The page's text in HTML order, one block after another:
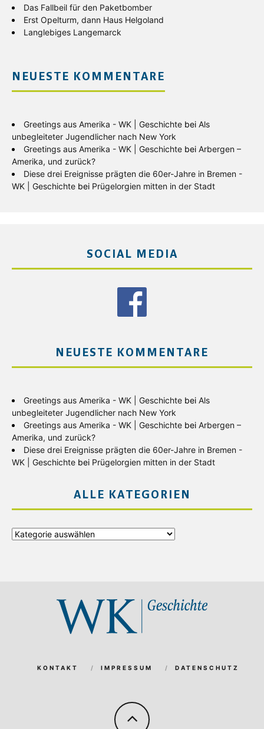
Das Fallbeil für den Paketbomber
Erst Opelturm, dann Haus Helgoland
Langlebiges Langemarck
NEUESTE KOMMENTARE
Greetings aus Amerika - WK | Geschichte bei Als
unbegleiteter Jugendlicher nach New York
Greetings aus Amerika - WK | Geschichte bei Arbergen –
Amerika, und zurück?
Diese drei Ereignisse prägten die 60er-Jahre in Bremen -
WK | Geschichte bei Prügelorgien mitten in der Stadt
SOCIAL MEDIA
NEUESTE KOMMENTARE
Greetings aus Amerika - WK | Geschichte bei Als
unbegleiteter Jugendlicher nach New York
Greetings aus Amerika - WK | Geschichte bei Arbergen –
Amerika, und zurück?
Diese drei Ereignisse prägten die 60er-Jahre in Bremen -
WK | Geschichte bei Prügelorgien mitten in der Stadt
ALLE KATEGORIEN
Alle
KONTAKT IMPRESSUM DATENSCHUTZ